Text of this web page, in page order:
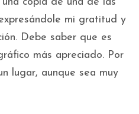
mi gratitud y
Debe saber que es
más apreciado. Por
lugar, aunque sea muy